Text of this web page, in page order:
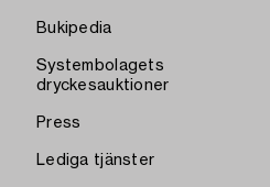
Bukipedia
Systembolagets
dryckesauktioner
Press
Lediga tjänster